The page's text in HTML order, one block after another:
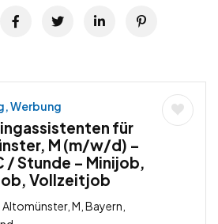
Werbung
für
M (m/w/d) –
/ Stunde – Minijob,
Vollzeitjob
M, Bayern,